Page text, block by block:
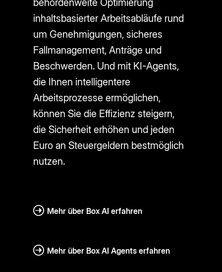
behördenweite Optimierung
inhaltsbasierter Arbeitsabläufe rund
um Genehmigungen, sicheres
Fallmanagement, Anträge und
Beschwerden. Und mit KI-Agents,
die Ihnen intelligentere
Arbeitsprozesse ermöglichen,
können Sie die Effizienz steigern,
die Sicherheit erhöhen und jeden
Euro an Steuergeldern bestmöglich
nutzen.
Mehr über Box AI erfahren
Mehr über Box AI Agents erfahren